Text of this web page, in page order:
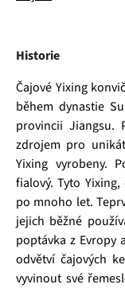
Historie
Čajové Yixing
během dynastie
provincii Jiangsu.
zdrojem pro
Yixing vyrobeny.
fialový. Tyto
po mnoho let.
jejich běžné
poptávka z Evropy
odvětví čajových
vyvinout své